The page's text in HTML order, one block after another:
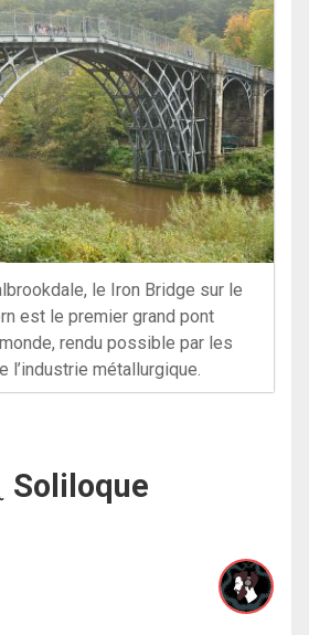
le Iron Bridge sur le
est le premier grand pont
rendu possible par les
l’industrie métallurgique.
Soliloque